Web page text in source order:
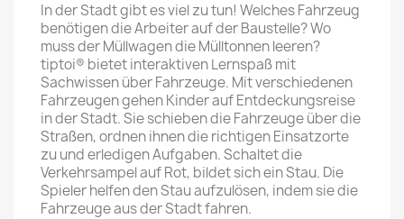
In der Stadt gibt es viel zu tun! Welches Fahrzeug
benötigen die Arbeiter auf der Baustelle? Wo
muss der Müllwagen die Mülltonnen leeren?
tiptoi® bietet interaktiven Lernspaß mit
Sachwissen über Fahrzeuge. Mit verschiedenen
Fahrzeugen gehen Kinder auf Entdeckungsreise
in der Stadt. Sie schieben die Fahrzeuge über die
Straßen, ordnen ihnen die richtigen Einsatzorte
zu und erledigen Aufgaben. Schaltet die
Verkehrsampel auf Rot, bildet sich ein Stau. Die
Spieler helfen den Stau aufzulösen, indem sie die
Fahrzeuge aus der Stadt fahren.